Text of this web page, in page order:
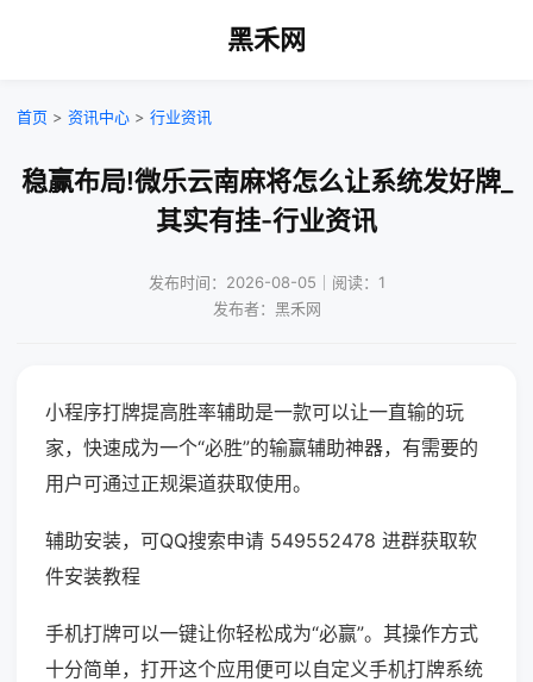
黑禾网
首页 > 资讯中心 > 行业资讯
稳赢布局!微乐云南麻将怎么让系统发好牌_
其实有挂-行业资讯
发布时间：2026-08-05｜阅读：1
发布者：黑禾网
小程序打牌提高胜率辅助是一款可以让一直输的玩
家，快速成为一个“必胜”的输赢辅助神器，有需要的
用户可通过正规渠道获取使用。
辅助安装，可QQ搜索申请 549552478 进群获取软
件安装教程
手机打牌可以一键让你轻松成为“必赢”。其操作方式
十分简单，打开这个应用便可以自定义手机打牌系统